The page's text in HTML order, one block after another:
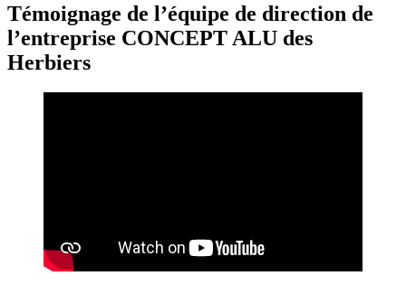
Témoignage de l’équipe de direction de
l’entreprise CONCEPT ALU des
Herbiers